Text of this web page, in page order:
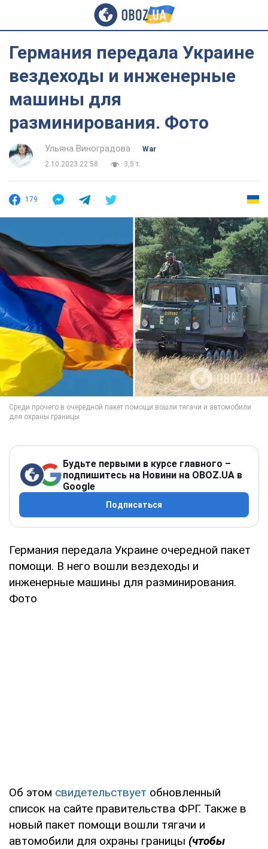
Германия передала Украине
вездеходы и инженерные
машины для
разминирования. Фото
Ульяна Виноградова
War
2.10.2023 22:58
3,5 т.
179
Будьте первыми в курсе главного –
подпишитесь на Новини на OBOZ.UA в
Google
Подписаться
Германия передала Украине очередной пакет
помощи. В него вошли вездеходы и
инженерные машины для разминирования.
Фото
Об этом свидетельствует обновленный
список на сайте правительства ФРГ. Также в
новый пакет помощи вошли тягачи и
автомобили для охраны границы (чтобы